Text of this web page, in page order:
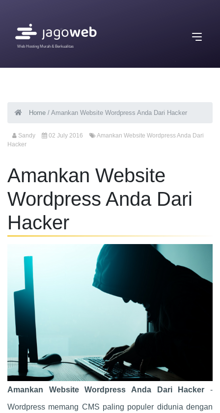
Web Hosting Murah & Berkualitas
Home / Amankan Website Wordpress Anda Dari Hacker
Sandy 02 July 2016
Amankan Website Wordpress Anda Dari
Hacker
Amankan Website
Wordpress Anda Dari
Hacker
Amankan Website Wordpress Anda Dari Hacker -
Wordpress memang CMS paling populer didunia dengan